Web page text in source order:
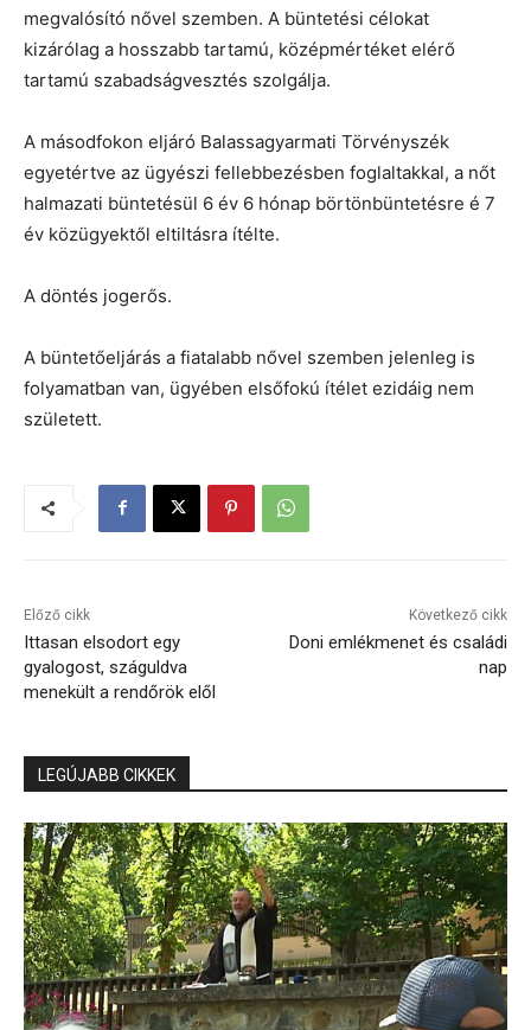
megvalósító nővel szemben. A büntetési célokat
kizárólag a hosszabb tartamú, középmértéket elérő
tartamú szabadságvesztés szolgálja.
A másodfokon eljáró Balassagyarmati Törvényszék
egyetértve az ügyészi fellebbezésben foglaltakkal, a nőt
halmazati büntetésül 6 év 6 hónap börtönbüntetésre é 7
év közügyektől eltiltásra ítélte.
A döntés jogerős.
A büntetőeljárás a fiatalabb nővel szemben jelenleg is
folyamatban van, ügyében elsőfokú ítélet ezidáig nem
született.
Előző cikk
Ittasan elsodort egy
gyalogost, száguldva
menekült a rendőrök elől
Következő cikk
Doni emlékmenet és családi
nap
LEGÚJABB CIKKEK